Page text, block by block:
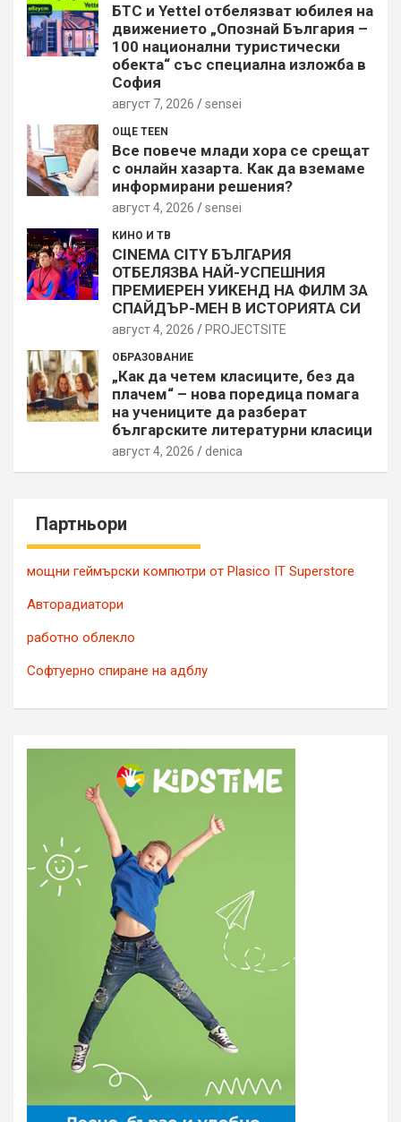
БТС и Yettel отбелязват юбилея на
движението „Опознай България –
100 национални туристически
обекта“ със специална изложба в
София
август 7, 2026 sensei
ОЩЕ TEEN
Все повече млади хора се срещат
с онлайн хазарта. Как да вземаме
информирани решения?
август 4, 2026 sensei
КИНО И ТВ
CINEMA CITY БЪЛГАРИЯ
ОТБЕЛЯЗВА НАЙ-УСПЕШНИЯ
ПРЕМИЕРЕН УИКЕНД НА ФИЛМ ЗА
СПАЙДЪР-МЕН В ИСТОРИЯТА СИ
август 4, 2026 PROJECTSITЕ
ОБРАЗОВАНИЕ
„Как да четем класиците, без да
плачем“ – нова поредица помага
на учениците да разберат
българските литературни класици
август 4, 2026 denica
Партньори
мощни геймърски компютри от Plasico IT Superstore
Авторадиатори
работно облекло
Софтуерно спиране на адблу